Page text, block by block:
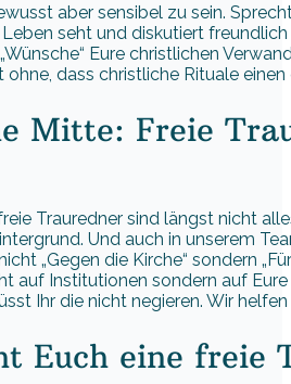
aber sensibel zu sein.
seht und diskutiert
Eure christlichen
ohne, dass christliche Rituale
Mitte: Freie
Trauredner sind längst nicht
Und auch in unserem
„Gegen die Kirche“ sondern
auf Institutionen sondern auf
Ihr die nicht negieren. Wir
Euch eine freie